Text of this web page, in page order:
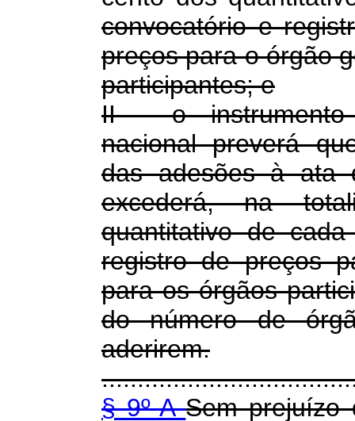
convocatório e
preços para o órgão
participantes; e
II - o instrumento
nacional preverá
das adesões à ata
excederá, na
quantitativo de
registro de preços
para os órgãos
do número de
aderirem.
§ 9º-ASem prejuízo